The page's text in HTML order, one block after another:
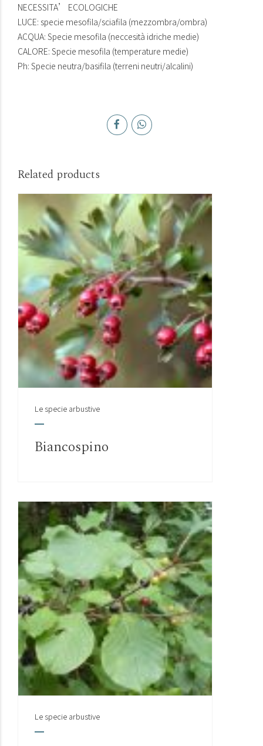
NECESSITA’ ECOLOGICHE
LUCE: specie mesofila/sciafila (mezzombra/ombra)
ACQUA: Specie mesofila (neccesità idriche medie)
CALORE: Specie mesofila (temperature medie)
Ph: Specie neutra/basifila (terreni neutri/alcalini)
Related products
Le specie arbustive
Biancospino
Le specie arbustive